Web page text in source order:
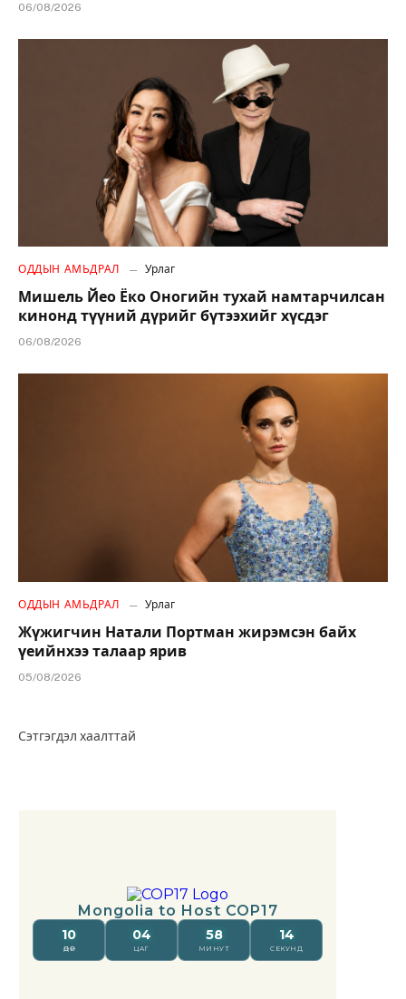
06/08/2026
ОДДЫН АМЬДРАЛ Урлаг
Мишель Йео Ёко Оногийн тухай намтарчилсан
кинонд түүний дүрийг бүтээхийг хүсдэг
06/08/2026
ОДДЫН АМЬДРАЛ Урлаг
Жүжигчин Натали Портман жирэмсэн байх
үеийнхээ талаар ярив
05/08/2026
Сэтгэгдэл хаалттай